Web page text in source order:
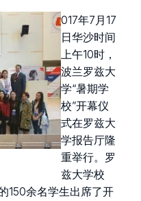
017年7月17
日华沙时间
上午10时，
波兰罗兹大
学“暑期学
校”开幕仪
式在罗兹大
学报告厅隆
重举行。罗
兹大学校
150余名学生出席了开